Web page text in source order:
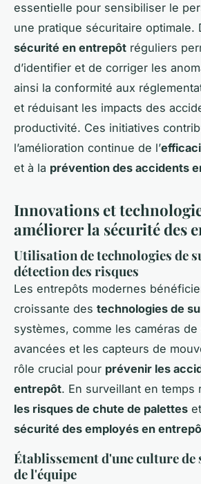
essentielle pour sensibiliser le
une pratique sécuritaire optimale.
sécurité en entrepôt réguliers
d’identifier et de corriger les
ainsi la conformité aux
et réduisant les impacts des
productivité. Ces initiatives
l’amélioration continue de l’
et à la prévention des accidents
Innovations et
améliorer la sécurité des
Utilisation de technologies de
détection des risques
Les entrepôts modernes
croissante des technologies de
systèmes, comme les caméras
avancées et les capteurs de
rôle crucial pour prévenir les
entrepôt. En surveillant en temps
les risques de chute de palettes
sécurité des employés en
Établissement d'une culture de
de l'équipe